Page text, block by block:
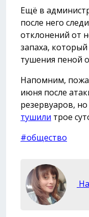
Ещё в
после него
отклонений от
запаха,
тушения пеной
Напомним,
июня после
резервуаров,
тушили трое
#общество